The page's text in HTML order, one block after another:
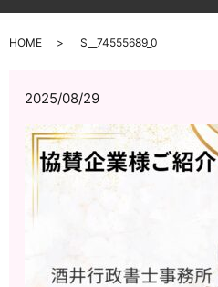
HOME S__74555689_0
2025/08/29